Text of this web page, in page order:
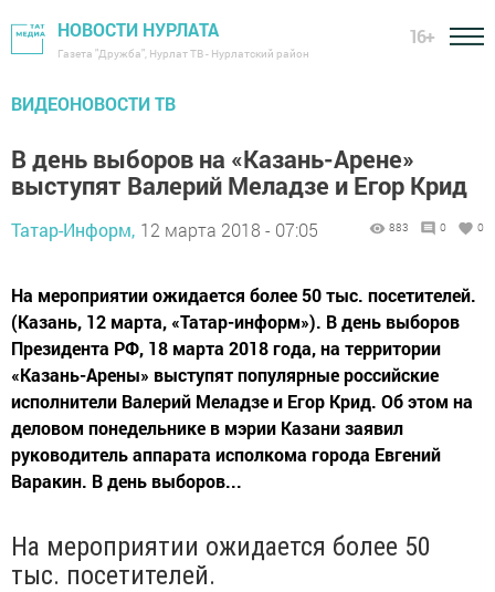
НОВОСТИ НУРЛАТА
Газета "Дружба", Нурлат ТВ - Нурлатский район
16+
ВИДЕОНОВОСТИ ТВ
В день выборов на «Казань-Арене»
выступят Валерий Меладзе и Егор Крид
Татар-Информ, 12 марта 2018 - 07:05 883 0 0
На мероприятии ожидается более 50 тыс. посетителей.
(Казань, 12 марта, «Татар-информ»). В день выборов
Президента РФ, 18 марта 2018 года, на территории
«Казань-Арены» выступят популярные российские
исполнители Валерий Меладзе и Егор Крид. Об этом на
деловом понедельнике в мэрии Казани заявил
руководитель аппарата исполкома города Евгений
Варакин. В день выборов...
На мероприятии ожидается более 50
тыс. посетителей.